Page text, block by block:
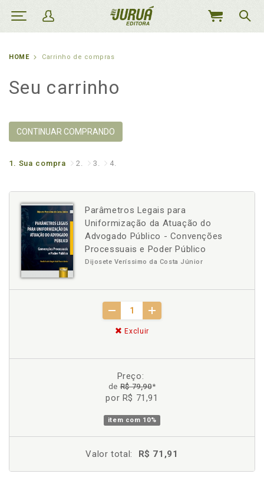
MEU
HOME Carrinho de compras
Seu carrinho
CONTINUAR COMPRANDO
1. Sua compra 2. 3. 4.
Parâmetros Legais para
Uniformização da Atuação do
Advogado Público - Convenções
Processuais e Poder Público
Dijosete Veríssimo da Costa Júnior
Excluir
Preço:
deR$ 79,90*
por R$ 71,91
item com 10%
Valor total: R$ 71,91